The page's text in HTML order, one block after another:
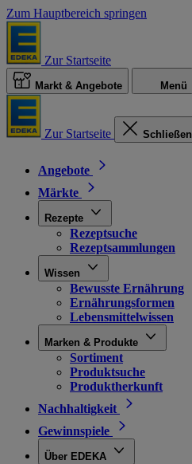
Zum Hauptbereich springen
Zur Startseite
Markt & Angebote Menü
Zur Startseite Schließen
Angebote
Märkte
Rezepte
Rezeptsuche
Rezeptsammlungen
Wissen
Bewusste Ernährung
Ernährungsformen
Lebensmittelwissen
Marken & Produkte
Sortiment
Produktsuche
Produktherkunft
Nachhaltigkeit
Gewinnspiele
Über EDEKA